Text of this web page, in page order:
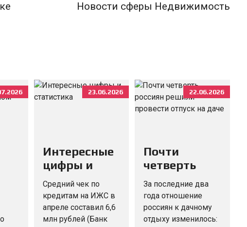
Новости сферы Недвижимость
23.06.2026
Интересные
цифры и
статистика
Средний чек по
кредитам на ИЖС в
апреле составил 6,6
млн рублей (Банк
22.06.2026
Почти
четверть
россиян
решили
провести
отпуск на
За последние два
года отношение
россиян к дачному
отдыху изменилось: